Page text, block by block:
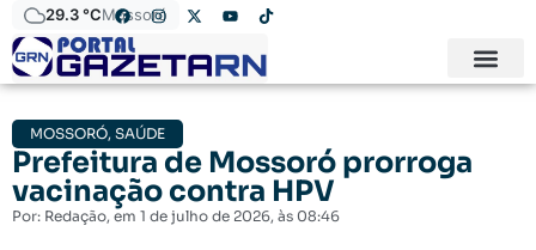
29.3 °CMossoró
MOSSORÓ, SAÚDE
Prefeitura de Mossoró prorroga
vacinação contra HPV
Por: Redação, em 1 de julho de 2026, às 08:46